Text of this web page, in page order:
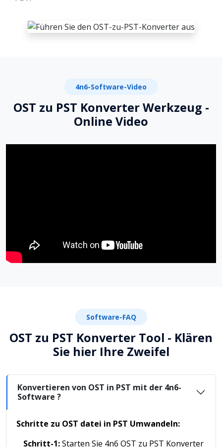
4n6-Software-Video
OST zu PST Konverter Werkzeug -
Online Video
Software-FAQ
OST zu PST Konverter Tool - Klären
Sie hier Ihre Zweifel
Konvertieren von OST in PST mit der 4n6-
Software ?
Schritte zu OST datei in PST Umwandeln:
Schritt-1:Starten Sie 4n6 OST zu PST Konverter